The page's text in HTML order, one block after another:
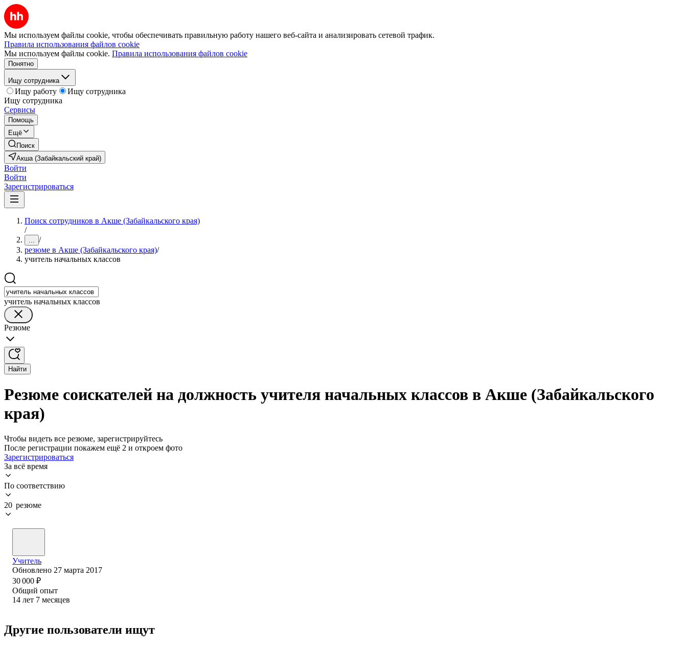
Мы используем файлы cookie, чтобы обеспечивать правильную работу нашего веб-сайта и анализировать сетевой трафик.
Правила использования файлов cookie
Мы используем файлы cookie. Правила использования файлов cookie
Понятно
Ищу сотрудника
Ищу работу
Ищу сотрудника
Ищу сотрудника
Сервисы
Помощь
Ещё
Поиск
Акша (Забайкальский край)
Войти
Войти
Зарегистрироваться
Поиск сотрудников в Акше (Забайкальского края)
/
... /
резюме в Акше (Забайкальского края)/
учитель начальных классов
учитель начальных классов
Резюме
Найти
Резюме соискателей на должность учителя начальных классов в Акше (Забайкальского
края)
Чтобы видеть все резюме, зарегистрируйтесь
После регистрации покажем ещё 2 и откроем фото
Зарегистрироваться
За всё время
По соответствию
20 резюме
Учитель
Обновлено 27 марта 2017
30 000 ₽
Общий опыт
14 лет 7 месяцев
Другие пользователи ищут